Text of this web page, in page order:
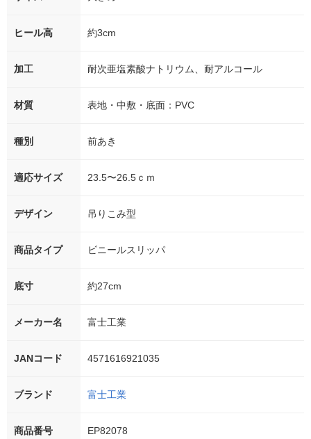
ヒール高 約3cm
加工 耐次亜塩素酸ナトリウム、耐アルコール
材質 表地・中敷・底面：PVC
種別 前あき
適応サイズ 23.5〜26.5ｃｍ
デザイン 吊りこみ型
商品タイプ ビニールスリッパ
底寸 約27cm
メーカー名 富士工業
JANコード 4571616921035
ブランド 富士工業
商品番号 EP82078